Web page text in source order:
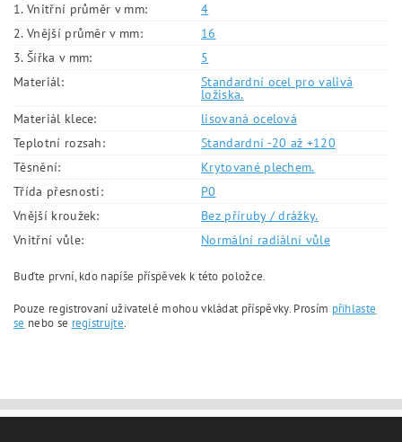
1. Vnitřní průměr v mm:
4
2. Vnější průměr v mm:
16
3. Šířka v mm:
5
Materiál:
Standardní ocel pro valivá
ložiska.
Materiál klece:
lisovaná ocelová
Teplotní rozsah:
Standardní -20 až +120
Těsnění:
Krytované plechem.
Třída přesnosti:
P0
Vnější kroužek:
Bez příruby / drážky.
Vnitřní vůle:
Normální radiální vůle
Buďte první, kdo napíše příspěvek k této položce.
Pouze registrovaní uživatelé mohou vkládat příspěvky. Prosím přihlaste
se nebo se registrujte.